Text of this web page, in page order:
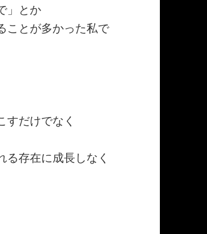
」とか
ことが多かった私で
だけでなく
存在に成長しなく